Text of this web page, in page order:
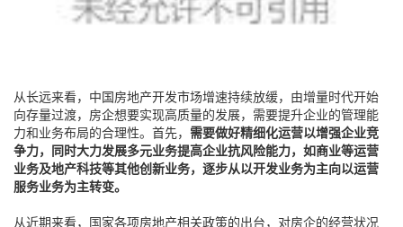
从长远来看，中国房地产开发市场增速持续放缓，由增量时代开始
向存量过渡，房企想要实现高质量的发展，需要提升企业的管理能
力和业务布局的合理性。首先， 需要做好精细化运营以增强企业竞
争力，同时大力发展多元业务提高企业抗风险能力，如商业等运营
业务及地产科技等其他创新业务，逐步从以开发业务为主向以运营
服务业务为主转变。
从近期来看，国家各项房地产相关政策的出台，对房企的经营状况